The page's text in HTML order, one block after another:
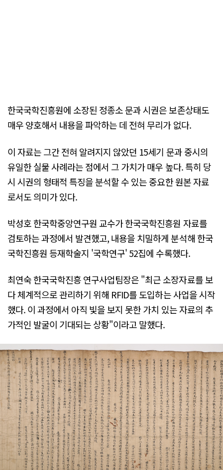
한국국학진흥원에 소장된 정종소 문과 시권은 보존상태도
매우 양호해서 내용을 파악하는 데 전혀 무리가 없다.
이 자료는 그간 전혀 알려지지 않았던 15세기 문과 중시의
유일한 실물 사례라는 점에서 그 가치가 매우 높다. 특히 당
시 시권의 형태적 특징을 분석할 수 있는 중요한 원본 자료
로서도 의미가 있다.
박성호 한국학중앙연구원 교수가 한국국학진흥원 자료를
검토하는 과정에서 발견했고, 내용을 치밀하게 분석해 한국
국학진흥원 등재학술지 '국학연구' 52집에 수록했다.
최연숙 한국국학진흥 연구사업팀장은 "최근 소장자료를 보
다 체계적으로 관리하기 위해 RFID를 도입하는 사업을 시작
했다. 이 과정에서 아직 빛을 보지 못한 가치 있는 자료의 추
가적인 발굴이 기대되는 상황"이라고 말했다.